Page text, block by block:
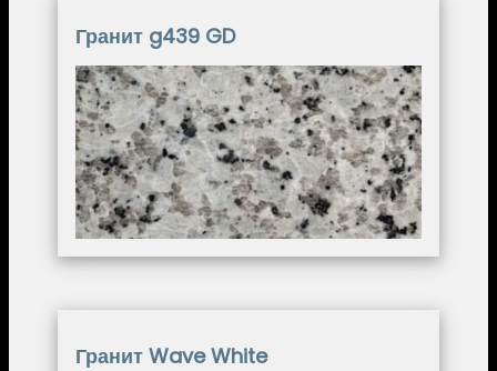
Гранит g439 GD
Image
Гранит Wave White